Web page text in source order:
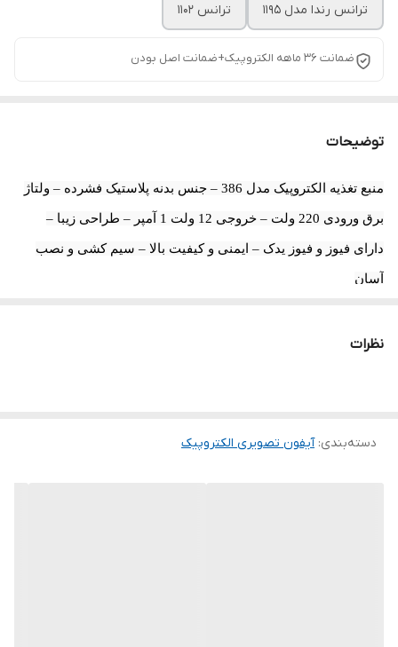
ترانس رندا مدل ۱۱۹۵ ترانس ۱۱۰۲
ضمانت 36 ماهه الکتروپیک+ضمانت اصل بودن
توضیحات
منبع تغذیه الکتروپیک مدل 386 – جنس بدنه پلاستیک فشرده – ولتاژ
برق ورودی 220 ولت – خروجی 12 ولت 1 آمپر – طراحی زیبا –
دارای فیوز و فیوز یدک – ایمنی و کیفیت بالا – سیم کشی و نصب
آسان
نظرات
دسته‌بندی:آیفون تصویری الکتروپیک